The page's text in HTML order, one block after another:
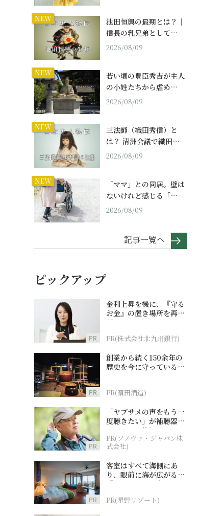
NEW
池田恒興の最期とは？｜
信長の乳兄弟として…
2026/08/09
NEW
若い頃の豊臣秀吉が主人
の小姓たちから虐め…
2026/08/09
NEW
三法師（織田秀信）と
は？ 清洲会議で織田…
2026/08/09
NEW
「ママ」との同居。壁は
ないけれど感じる「…
2026/08/09
記事一覧へ
ピックアップ
PR
金利上昇を機に、『守る
お金』の置き場所を再検
討
PR(株式会社北九州銀行)
PR
創業から続く150余年の
歴史を今に守っている濵
田酒造
PR(濵田酒造)
PR
「ヤブサメの声をもう一
度聴きたい」が補聴器チ
ャレンジの後押しに
PR(ソノヴァ・ジャパン株
式会社)
PR
客室はすべて海側にあ
り、眼前に海が広がる
『西表島ホテル by 星野
PR(星野リゾート)